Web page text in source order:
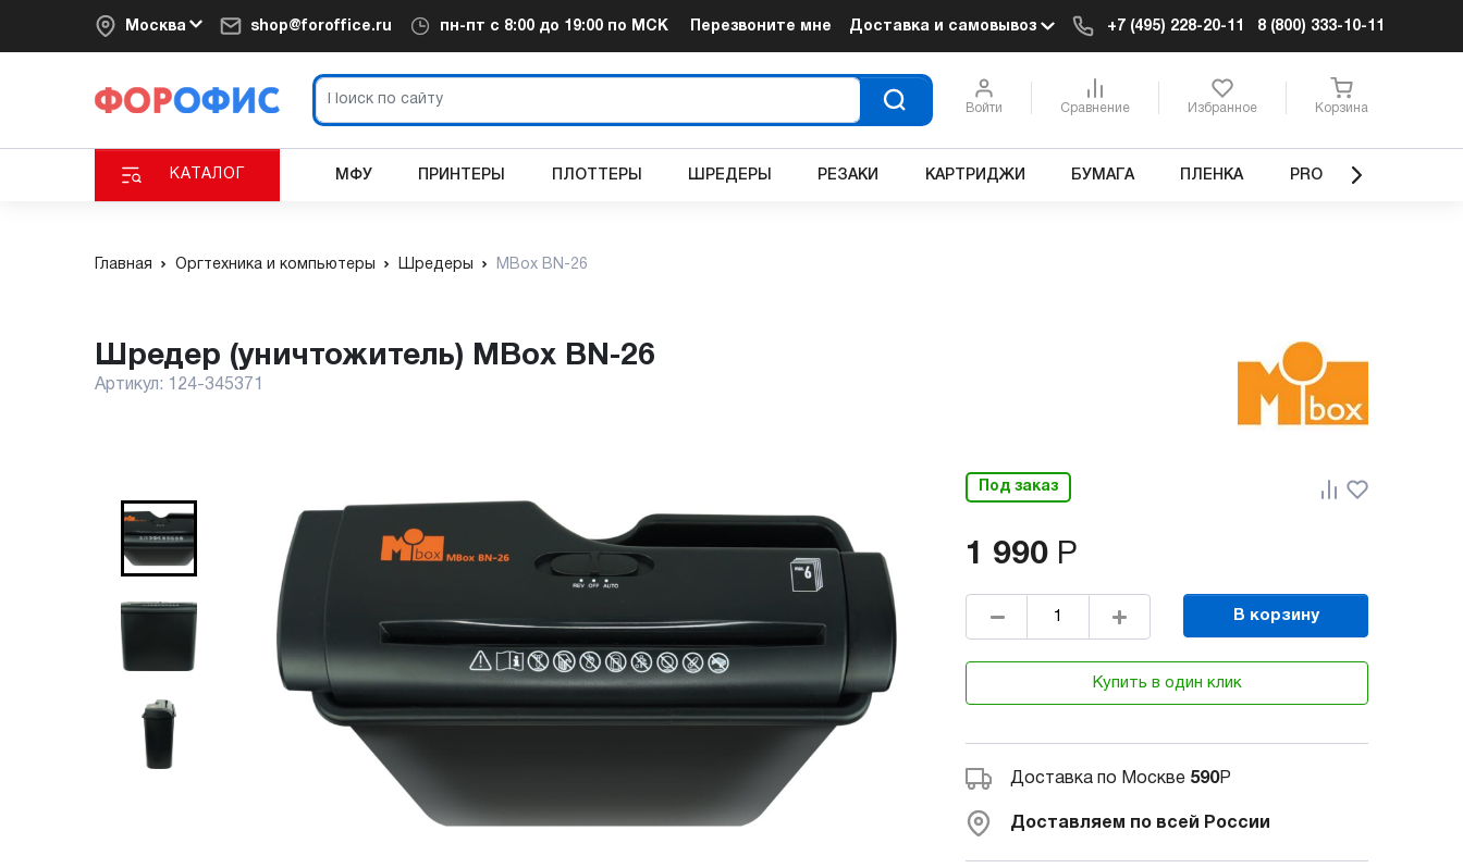
Москва shop@foroffice.ru пн-пт с 8:00 до 19:00 по МСК Перезвоните мне Доставка и самовывоз +7 (495) 228-20-11 8 (800) 333-10-11
Войти Сравнение Избранное Корзина
КАТАЛОГ МФУ ПРИНТЕРЫ ПЛОТТЕРЫ ШРЕДЕРЫ РЕЗАКИ КАРТРИДЖИ БУМАГА ПЛЕНКА PRO
Главная Оргтехника и компьютеры Шредеры MBox BN-26
Шредер (уничтожитель) MBox BN-26
Артикул: 124-345371
Под заказ
1 990 Р
В корзину
Купить в один клик
Доставка по Москве 590Р
Доставляем по всей России